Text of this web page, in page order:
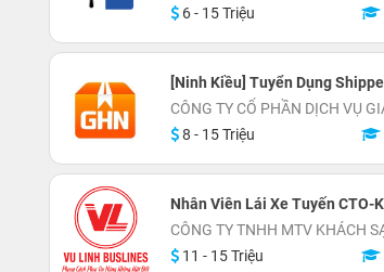
6 - 15 Triệu
[Ninh Kiều] Tuyển Dụng
CÔNG TY CỔ PHẦN DỊCH VỤ
8 - 15 Triệu
Nhân Viên Lái Xe Tuyến CTO-
CÔNG TY TNHH MTV KHÁCH
11 - 15 Triệu